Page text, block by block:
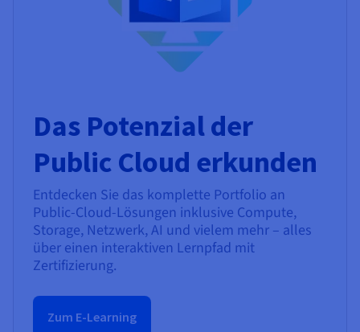
Das Potenzial der
Public Cloud erkunden
Entdecken Sie das komplette Portfolio an
Public-Cloud-Lösungen inklusive Compute,
Storage, Netzwerk, AI und vielem mehr – alles
über einen interaktiven Lernpfad mit
Zertifizierung.
Zum E-Learning